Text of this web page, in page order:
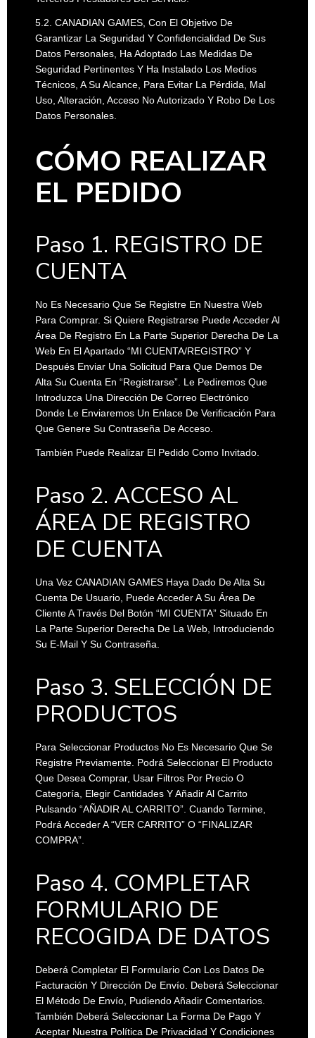
5.2. CANADIAN GAMES, Con El Objetivo De
Garantizar La Seguridad Y Confidencialidad De Sus
Datos Personales, Ha Adoptado Las Medidas De
Seguridad Pertinentes Y Ha Instalado Los Medios
Técnicos, A Su Alcance, Para Evitar La Pérdida, Mal
Uso, Alteración, Acceso No Autorizado Y Robo De Los
Datos Personales.
CÓMO REALIZAR
EL PEDIDO
Paso 1. REGISTRO DE
CUENTA
No Es Necesario Que Se Registre En Nuestra Web
Para Comprar. Si Quiere Registrarse Puede Acceder Al
Área De Registro En La Parte Superior Derecha De La
Web En El Apartado “MI CUENTA/REGISTRO” Y
Después Enviar Una Solicitud Para Que Demos De
Alta Su Cuenta En “Registrarse”. Le Pediremos Que
Introduzca Una Dirección De Correo Electrónico
Donde Le Enviaremos Un Enlace De Verificación Para
Que Genere Su Contraseña De Acceso.
También Puede Realizar El Pedido Como Invitado.
Paso 2. ACCESO AL
ÁREA DE REGISTRO
DE CUENTA
Una Vez CANADIAN GAMES Haya Dado De Alta Su
Cuenta De Usuario, Puede Acceder A Su Área De
Cliente A Través Del Botón “MI CUENTA” Situado En
La Parte Superior Derecha De La Web, Introduciendo
Su E-Mail Y Su Contraseña.
Paso 3. SELECCIÓN DE
PRODUCTOS
Para Seleccionar Productos No Es Necesario Que Se
Registre Previamente. Podrá Seleccionar El Producto
Que Desea Comprar, Usar Filtros Por Precio O
Categoría, Elegir Cantidades Y Añadir Al Carrito
Pulsando “AÑADIR AL CARRITO”. Cuando Termine,
Podrá Acceder A “VER CARRITO” O “FINALIZAR
COMPRA”.
Paso 4. COMPLETAR
FORMULARIO DE
RECOGIDA DE DATOS
Deberá Completar El Formulario Con Los Datos De
Facturación Y Dirección De Envío. Deberá Seleccionar
El Método De Envío, Pudiendo Añadir Comentarios.
También Deberá Seleccionar La Forma De Pago Y
Aceptar Nuestra Política De Privacidad Y Condiciones